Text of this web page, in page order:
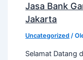
Jasa Bank
Jakarta
Uncategorized /
Selamat Datang